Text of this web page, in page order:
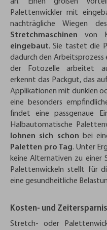
Palettenwickler mit
nachträgliche Wiegen
Stretchmaschinen von
eingebaut. Sie tastet die
dadurch den Arbeitsprozess
der Fotozelle arbeitet
erkennt das Packgut, das
Applikationen mit dunklen
eine besonders
findet eine passgenaue
Halbautomatische
lohnen sich schon bei
Paletten pro Tag. Unter
keine Alternativen zu einer
Palettenwickeln stellt für
eine gesundheitliche
Kosten- und
Stretch- oder